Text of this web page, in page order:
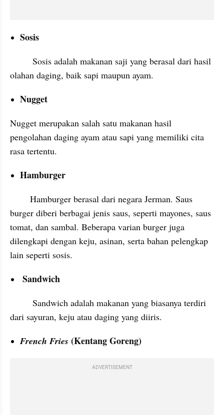
Sosis
olahan daging, baik sapi maupun ayam.
Nugget
Nugget merupakan salah satu makanan hasil
pengolahan daging ayam atau sapi yang memiliki cita
rasa tertentu.
Hamburger
burger diberi berbagai jenis saus, seperti mayones, saus
tomat, dan sambal. Beberapa varian burger juga
dilengkapi dengan keju, asinan, serta bahan pelengkap
lain seperti sosis.
Sandwich
dari sayuran, keju atau daging yang diiris.
French Fries (Kentang Goreng)
ADVERTISEMENT